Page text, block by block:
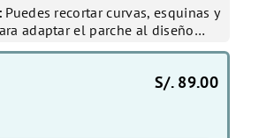
Puedes recortar curvas, esquinas y
adaptar el parche al diseño…
S/. 89.00